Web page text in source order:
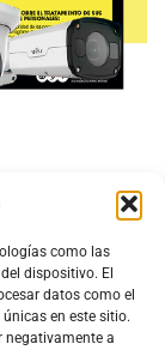
como las
dispositivo. El
datos como el
en este sitio.
negativamente a